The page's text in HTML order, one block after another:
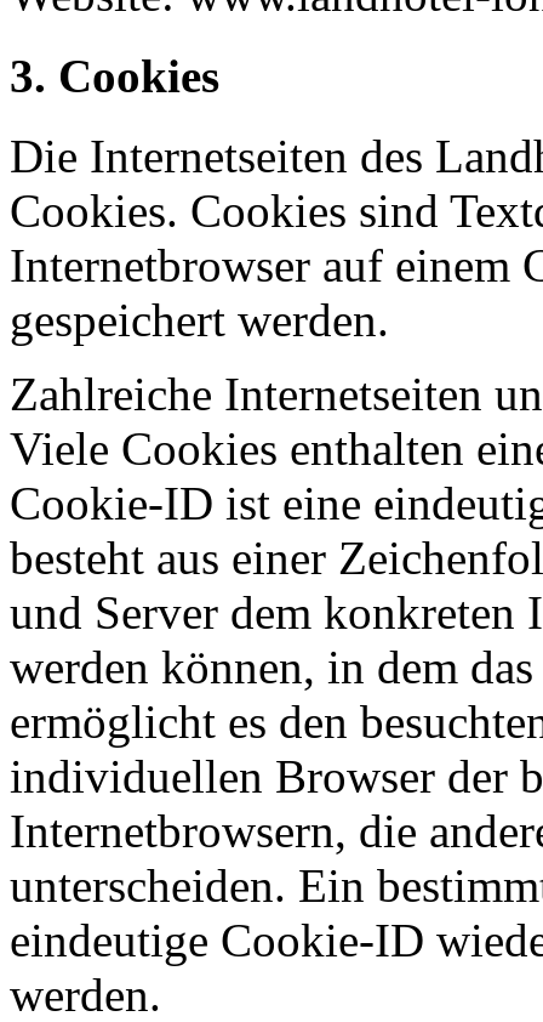
3. Cookies
Die Internetseiten des
Cookies. Cookies sind
Internetbrowser auf einem
gespeichert werden.
Zahlreiche Internetseiten
Viele Cookies enthalten
Cookie-ID ist eine
besteht aus einer
und Server dem konkreten
werden können, in dem
ermöglicht es den
individuellen Browser der
Internetbrowsern, die
unterscheiden. Ein
eindeutige Cookie-ID
werden.